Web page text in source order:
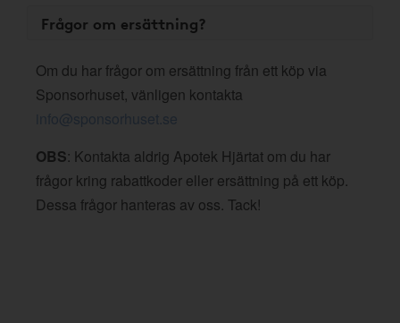
Frågor om ersättning?
Om du har frågor om ersättning från ett köp via
Sponsorhuset, vänligen kontakta
info@sponsorhuset.se
OBS: Kontakta aldrig Apotek Hjärtat om du har
frågor kring rabattkoder eller ersättning på ett köp.
Dessa frågor hanteras av oss. Tack!